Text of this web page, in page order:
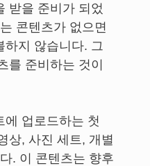
받을 준비가 되었
콘텐츠가 없으면
하지 않습니다. 그
를 준비하는 것이
에 업로드하는 첫
상, 사진 세트, 개별
. 이 콘텐츠는 향후